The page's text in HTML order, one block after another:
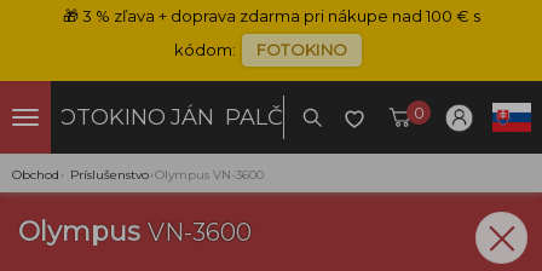
🎁3 % zľava + doprava zdarma pri nákupe nad 100 € s
kódom:
FOTOKINO
FOTOKINO JÁN PALČO 0
Obchod › Príslušenstvo›Olympus VN-3600
Olympus VN-3600